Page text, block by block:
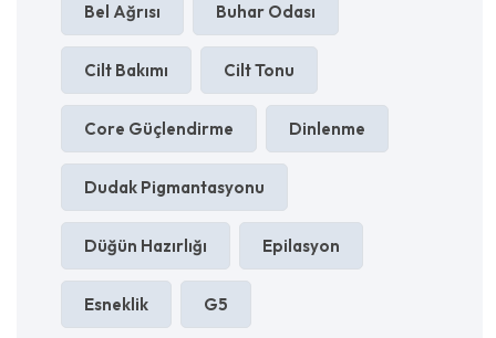
Bel Ağrısı Buhar Odası
Cilt Bakımı Cilt Tonu
Core Güçlendirme Dinlenme
Dudak Pigmantasyonu
Düğün Hazırlığı Epilasyon
Esneklik G5